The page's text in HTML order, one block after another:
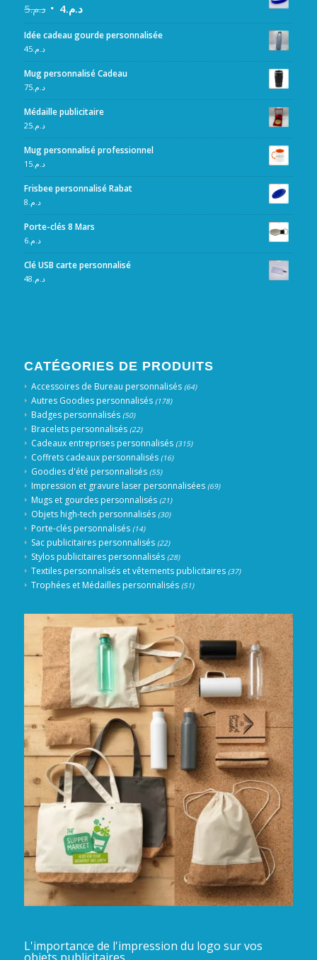
د.م.5 د.م.4
Idée cadeau gourde personnalisée
د.م.45
Mug personnalisé Cadeau
د.م.75
Médaille publicitaire
د.م.25
Mug personnalisé professionnel
د.م.15
Frisbee personnalisé Rabat
د.م. 8
Porte-clés 8 Mars
د.م.6
Clé USB carte personnalisé
د.م. 48
CATÉGORIES DE PRODUITS
Accessoires de Bureau personnalisés (64)
Autres Goodies personnalisés (178)
Badges personnalisés (50)
Bracelets personnalisés (22)
Cadeaux entreprises personnalisés (315)
Coffrets cadeaux personnalisés (16)
Goodies d'été personnalisés (55)
Impression et gravure laser personnalisées (69)
Mugs et gourdes personnalisés (21)
Objets high-tech personnalisés (30)
Porte-clés personnalisés (14)
Sac publicitaires personnalisés (22)
Stylos publicitaires personnalisés (28)
Textiles personnalisés et vêtements publicitaires (37)
Trophées et Médailles personnalisés (51)
L'importance de l'impression du logo sur vos